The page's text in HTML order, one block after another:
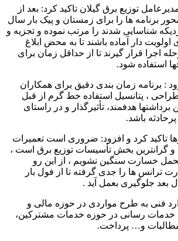
توزیع برق گیلان تاکید کرد: بعد از
برنامه ها را برای زمستان و پیک بار سال
شناسایی شدند را مرتب نموده و تجزیه و
دار آماده باشند تا به محض ابلاغ
اجرا قرار گیرند تا از حداقل زمان برای
استفاده شود.
: برنامه زمان بندی دقیق برای همکاران
، پتانسیل استفاده خط گرم از قبل
هدفمند، تأثیرگذار و در راستای
باشد.
تاکید کرد و افزود: ضروری است تعمیرات
و گرانترین بخش تأسیسات توزیع برق است ،
خسارت سنگین نشویم ، از این رو
ترانس ها را جدی گرفته تا از فول بار
جلوگیری بعمل آید .
فنی به طرح مواردی در حوزه مالی و
خدمات رسانی در حوزه خدمات مشترکین،
و… پرداخت.